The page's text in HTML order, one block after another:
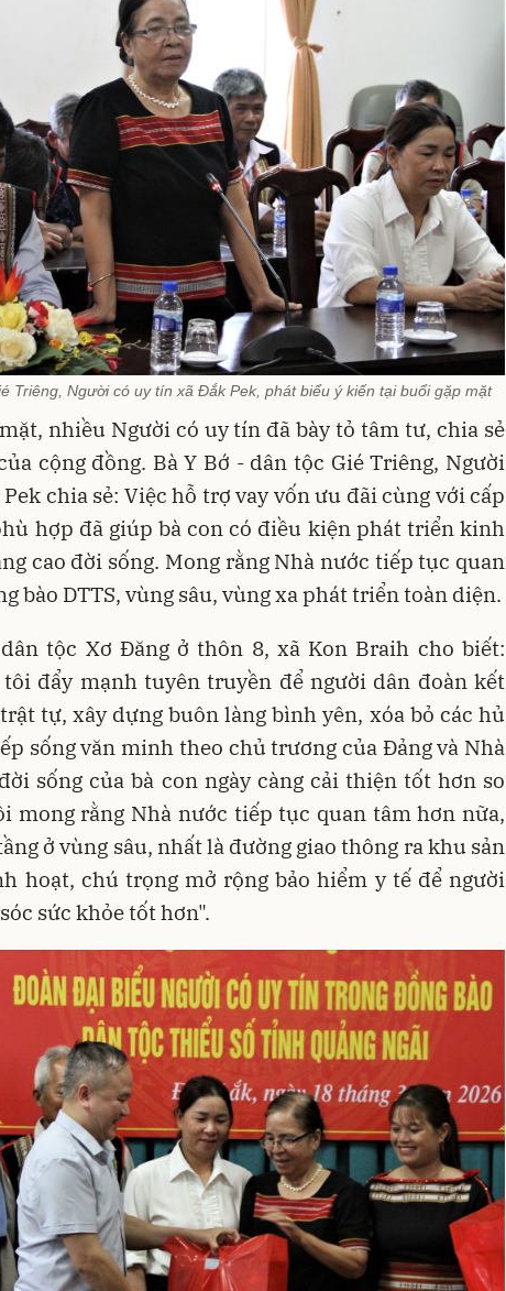
Triêng, Người có uy tín xã Đắk Pek, phát biểu ý kiến tại buổi gặp mặt
nhiều Người có uy tín đã bày tỏ tâm tư, chia sẻ
cộng đồng. Bà Y Bớ - dân tộc Gié Triêng, Người
chia sẻ: Việc hỗ trợ vay vốn ưu đãi cùng với cấp
hợp đã giúp bà con có điều kiện phát triển kinh
cao đời sống. Mong rằng Nhà nước tiếp tục quan
bào DTTS, vùng sâu, vùng xa phát triển toàn diện.
tộc Xơ Đăng ở thôn 8, xã Kon Braih cho biết:
đẩy mạnh tuyên truyền để người dân đoàn kết
tự, xây dựng buôn làng bình yên, xóa bỏ các hủ
sống văn minh theo chủ trương của Đảng và Nhà
sống của bà con ngày càng cải thiện tốt hơn so
mong rằng Nhà nước tiếp tục quan tâm hơn nữa,
ở vùng sâu, nhất là đường giao thông ra khu sản
hoạt, chú trọng mở rộng bảo hiểm y tế để người
sức khỏe tốt hơn".